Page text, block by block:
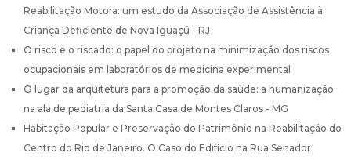
Reabilitação Motora: um estudo da Associação de Assistência à
Criança Deficiente de Nova Iguaçú - RJ
O risco e o riscado: o papel do projeto na minimização dos riscos
ocupacionais em laboratórios de medicina experimental
O lugar da arquitetura para a promoção da saúde: a humanização
na ala de pediatria da Santa Casa de Montes Claros - MG
Habitação Popular e Preservação do Patrimônio na Reabilitação do
Centro do Rio de Janeiro. O Caso do Edifício na Rua Senador